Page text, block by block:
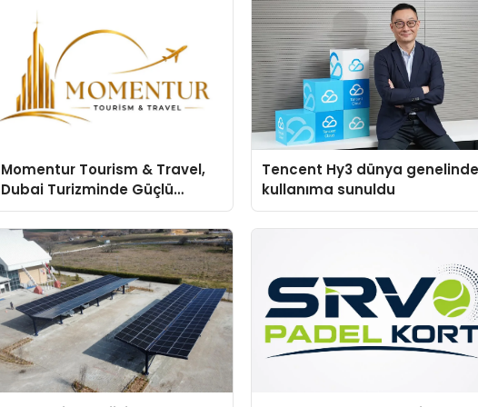
Momentur Tourism & Travel,
Dubai Turizminde Güçlü
Operasyon Ağıyla Fark
Yaratıyor
Tencent Hy3 dünya
kullanıma sunuldu